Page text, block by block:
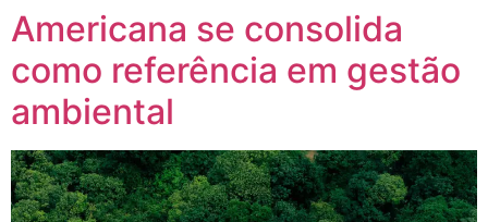
Americana se consolida
como referência em gestão
ambiental